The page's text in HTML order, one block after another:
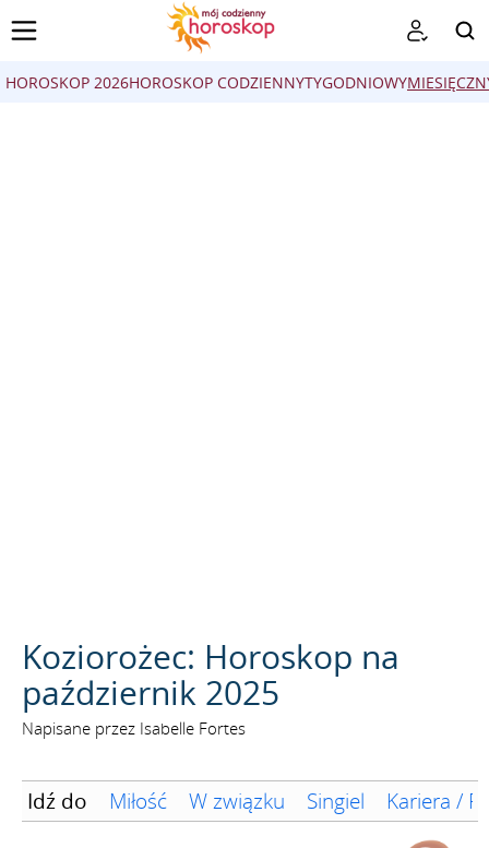
HOROSKOP 2026HOROSKOP CODZIENNYTYGODNIOWY
Koziorożec: Horoskop na
październik 2025
Napisane przez Isabelle Fortes
Idź do Miłość W związku Singiel Kariera /